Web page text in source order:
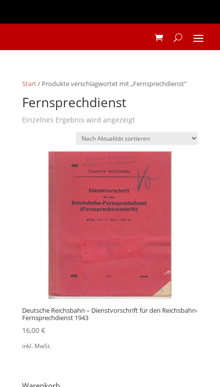
Start/ Produkte verschlagwortet mit „Fernsprechdienst“
Fernsprechdienst
Einzelnes Ergebnis wird angezeigt
Deutsche Reichsbahn – Dienstvorschrift für den Reichsbahn-
Fernsprechdienst 1943
16,00 €
inkl. MwSt.